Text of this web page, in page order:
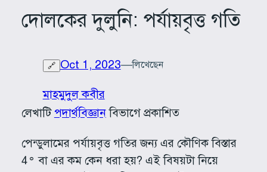
দোলকের দুলুনি: পর্যায়বৃত্ত গতি
🔗 Oct 1, 2023—লিখেছেন
মাহমুদুল কবীর
লেখাটিপদার্থবিজ্ঞানবিভাগে প্রকাশিত
পেন্ডুলামের পর্যায়বৃত্ত গতির জন্য এর কৌণিক বিস্তার
4° বা এর কম কেন ধরা হয়? এই বিষয়টা নিয়ে